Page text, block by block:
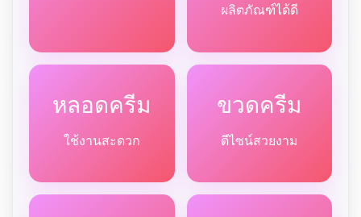
ผลิตภัณฑ์ได้ดี
หลอดครีม
ใช้งานสะดวก
ขวดครีม
ดีไซน์สวยงาม